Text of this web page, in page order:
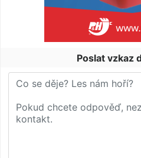
Poslat vzkaz